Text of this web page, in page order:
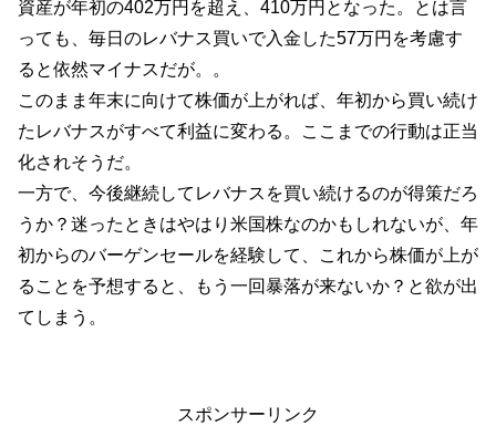
資産が年初の402万円を超え、410万円となった。とは言
っても、毎日のレバナス買いで入金した57万円を考慮す
ると依然マイナスだが。。
このまま年末に向けて株価が上がれば、年初から買い続け
たレバナスがすべて利益に変わる。ここまでの行動は正当
化されそうだ。
一方で、今後継続してレバナスを買い続けるのが得策だろ
うか？迷ったときはやはり米国株なのかもしれないが、年
初からのバーゲンセールを経験して、これから株価が上が
ることを予想すると、もう一回暴落が来ないか？と欲が出
てしまう。
スポンサーリンク